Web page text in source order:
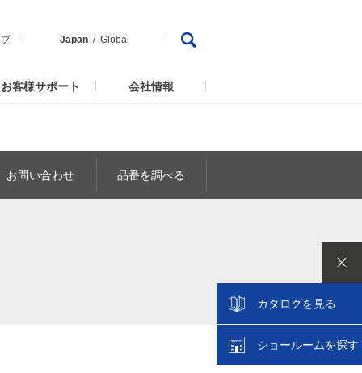
Japan Global
お客様サポート 会社情報
お問い合わせ 品番を調べる
カタログを見る
ショールームを探す